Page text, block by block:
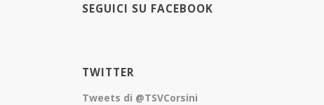
SEGUICI SU FACEBOOK
TWITTER
Tweets di @TSVCorsini